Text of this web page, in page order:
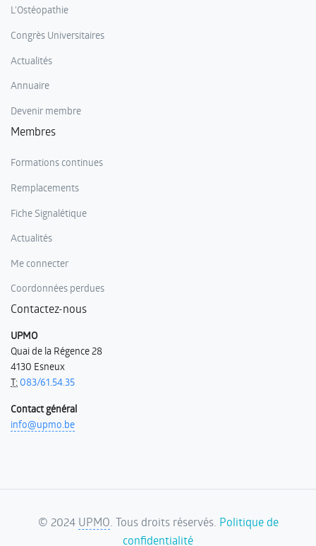
L'Ostéopathie
Congrès Universitaires
Actualités
Annuaire
Devenir membre
Membres
Formations continues
Remplacements
Fiche Signalétique
Actualités
Me connecter
Coordonnées perdues
Contactez-nous
UPMO
Quai de la Régence 28
4130 Esneux
T: 083/61.54.35
Contact général
info@upmo.be
© 2024 UPMO . Tous droits réservés. Politique de
confidentialité